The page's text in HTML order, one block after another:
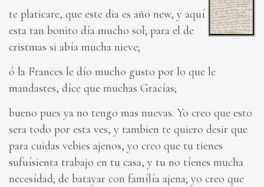
te platicare, que este dia es año new, y aquí
esta tan bonito día mucho sol; para el de
cristmas si abía mucha nieve;
ó la Frances le dío mucho gusto por lo que le
mandastes, díce que muchas Gracías;
bueno pues ya no tengo mas nuevas. Yo creo que esto
sera todo por esta ves, y tambien te quiero desir que
para cuidas vebies ajenos, yo creo que tu tienes
sufuísienta trabajo en tu casa, y tu no tíenes mucha
necesídad; de batayar con famílía ajena; yo creo que